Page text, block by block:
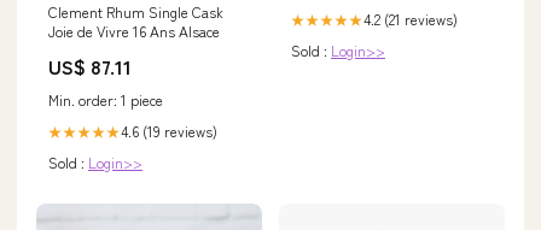
Clement Rhum Single Cask
Joie de Vivre 16 Ans Alsace
US$ 87.11
Min. order: 1 piece
★★★★★4.6 (19 reviews)
Sold : Login>>
★★★★★4.2 (21 reviews)
Sold : Login>>